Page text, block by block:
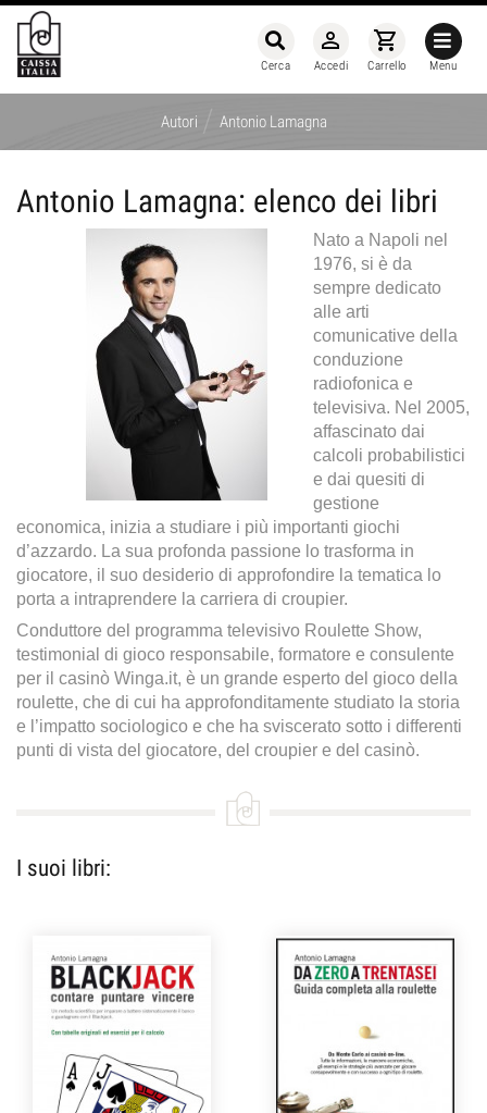
Menu
shopping_cart
Carrello
person_outline
Accedi
Cerca
Autori / Antonio Lamagna
Antonio Lamagna: elenco dei libri
Nato a Napoli nel
1976, si è da
sempre dedicato
alle arti
comunicative della
conduzione
radiofonica e
televisiva. Nel 2005,
affascinato dai
calcoli probabilistici
e dai quesiti di
gestione
economica, inizia a studiare i più importanti giochi
d’azzardo. La sua profonda passione lo trasforma in
giocatore, il suo desiderio di approfondire la tematica lo
porta a intraprendere la carriera di croupier.
Conduttore del programma televisivo Roulette Show,
testimonial di gioco responsabile, formatore e consulente
per il casinò Winga.it, è un grande esperto del gioco della
roulette, che di cui ha approfonditamente studiato la storia
e l’impatto sociologico e che ha sviscerato sotto i differenti
punti di vista del giocatore, del croupier e del casinò.
I suoi libri: